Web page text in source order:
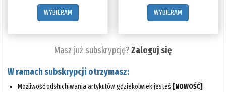
WYBIERAM
WYBIERAM
Masz już subskrypcję?Zaloguj się
W ramach subskrypcji otrzymasz:
Możliwość odsłuchiwania artykułów gdziekolwiek jesteś [NOWOŚĆ]